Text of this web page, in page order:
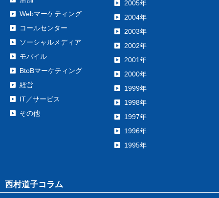
Webマーケティング
コールセンター
ソーシャルメディア
モバイル
BtoBマーケティング
経営
IT／サービス
その他
2005年
2004年
2003年
2002年
2001年
2000年
1999年
1998年
1997年
1996年
1995年
西村道子コラム